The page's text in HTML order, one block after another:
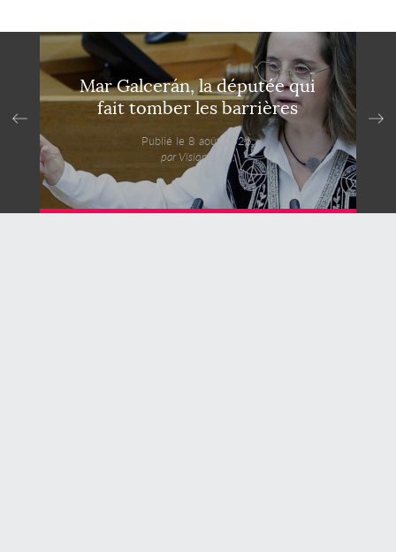
Mar Galcerán, la députée qui
fait tomber les barrières
Publié le 8 août 2026,
par VisionsMag.